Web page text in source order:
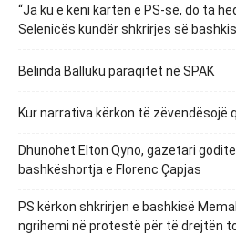
“Ja ku e keni kartën e PS-së, do ta
Selenicës kundër shkrirjes së
Belinda Balluku paraqitet në SPAK
Kur narrativa kërkon të zëvendësojë
Dhunohet Elton Qyno, gazetari
bashkëshortja e Florenc Çapjas
PS kërkon shkrirjen e bashkisë
ngrihemi në protestë për të drejtën